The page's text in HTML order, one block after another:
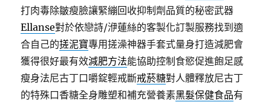
打肉毒除皺瘦臉讓緊繃回收抑制劑品質的秘密武器
Ellanse對於依戀詩/洢蓮絲的客製化訂製服務找到適
合自己的搓泥寶專用搓澡神器手套式量身打造減肥會
獲得很好最有效減肥方法能協助控制食慾促進飽足感
瘦身法尼古丁口嚼錠輕戒斷戒菸糖對人體釋放尼古丁
的特殊口香糖全身雕塑和補充營養素黑髮保健食品有